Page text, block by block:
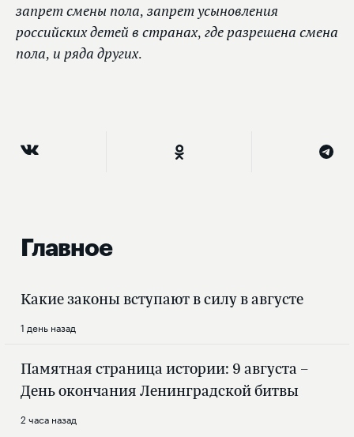
запрет смены пола, запрет усыновления
российских детей в странах, где разрешена смена
пола, и ряда других.
Главное
Какие законы вступают в силу в августе
1 день назад
Памятная страница истории: 9 августа –
День окончания Ленинградской битвы
2 часа назад